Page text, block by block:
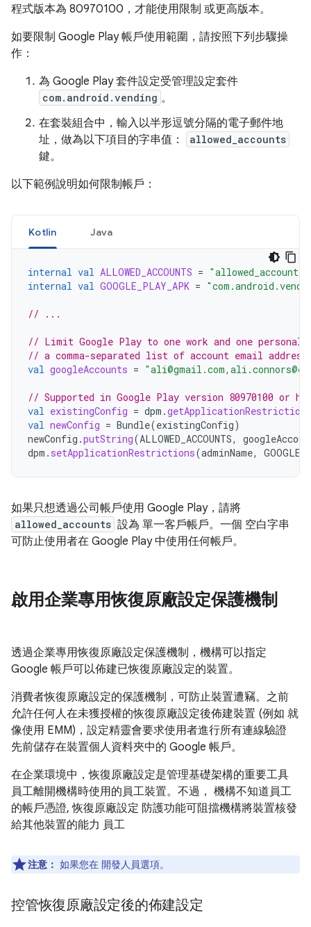
程式版本為 80970100，才能使用限制 或更高版本。
如要限制 Google Play 帳戶使用範圍，請按照下列步驟操
作：
為 Google Play 套件設定受管理設定套件
com.android.vending 。
在套裝組合中，輸入以半形逗號分隔的電子郵件地
址，做為以下項目的字串值：
allowed_accounts
鍵。
以下範例說明如何限制帳戶：
Kotlin Java
internal val ALLOWED_ACCOUNTS = "allowed_accounts"
internal val GOOGLE_PLAY_APK =
// ...
// Limit Google Play to one work and one personal
// a comma-separated list of account email
val googleAccounts =
// Supported in Google Play version 80970100 or
val existingConfig = dpm .getApplicationRestrictions
val newConfig = Bundle(existingConfig)
newConfig .putString(ALLOWED_ACCOUNTS,
dpm . setApplicationRestrictions(adminName,
如果只想透過公司帳戶使用 Google Play，請將
allowed_accounts 設為 單一客戶帳戶。一個 空白字串
可防止使用者在 Google Play 中使用任何帳戶。
啟用企業專用恢復原廠設定保護機制
透過企業專用恢復原廠設定保護機制，機構可以指定
Google 帳戶可以佈建已恢復原廠設定的裝置。
消費者恢復原廠設定的保護機制，可防止裝置遭竊。之前
允許任何人在未獲授權的恢復原廠設定後佈建裝置 (例如 就
像使用 EMM)，設定精靈會要求使用者進行所有連線驗證
先前儲存在裝置個人資料夾中的 Google 帳戶。
在企業環境中，恢復原廠設定是管理基礎架構的重要工具
員工離開機構時使用的員工裝置。不過， 機構不知道員工
的帳戶憑證, 恢復原廠設定 防護功能可阻擋機構將裝置核發
給其他裝置的能力 員工
注意： 如果您在 開發人員選項。
控管恢復原廠設定後的佈建設定